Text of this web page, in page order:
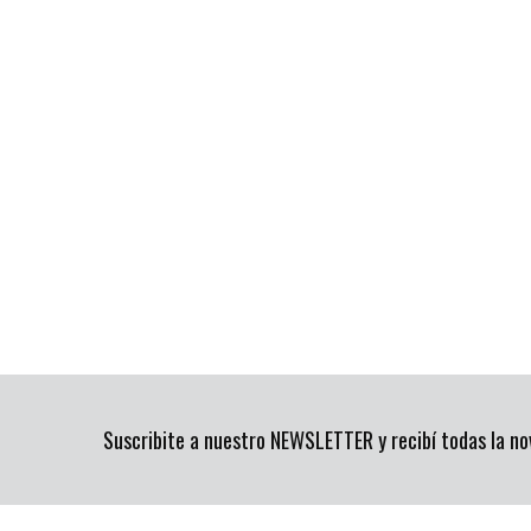
Suscribite a nuestro NEWSLETTER y recibí todas la